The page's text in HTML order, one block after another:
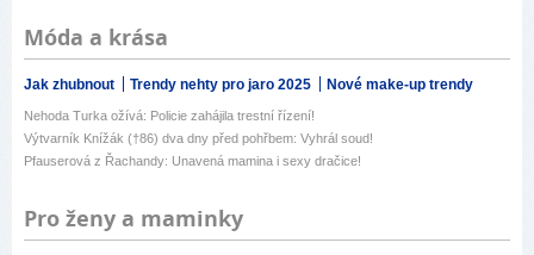
Móda a krása
Jak zhubnout Trendy nehty pro jaro 2025 Nové make-up trendy
Nehoda Turka ožívá: Policie zahájila trestní řízení!
Výtvarník Knížák (†86) dva dny před pohřbem: Vyhrál soud!
Pfauserová z Řachandy: Unavená mamina i sexy dračice!
Pro ženy a maminky